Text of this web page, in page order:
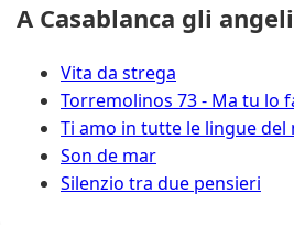
A Casablanca gli
Vita da strega
Torremolinos 73 - Ma tu lo
Ti amo in tutte le lingue del
Son de mar
Silenzio tra due pensieri